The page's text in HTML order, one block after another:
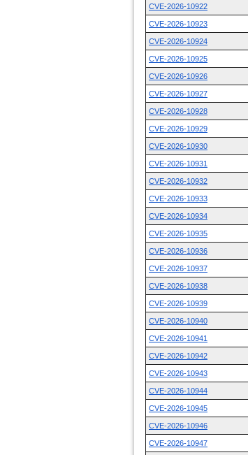
CVE-2026-10922
CVE-2026-10923
CVE-2026-10924
CVE-2026-10925
CVE-2026-10926
CVE-2026-10927
CVE-2026-10928
CVE-2026-10929
CVE-2026-10930
CVE-2026-10931
CVE-2026-10932
CVE-2026-10933
CVE-2026-10934
CVE-2026-10935
CVE-2026-10936
CVE-2026-10937
CVE-2026-10938
CVE-2026-10939
CVE-2026-10940
CVE-2026-10941
CVE-2026-10942
CVE-2026-10943
CVE-2026-10944
CVE-2026-10945
CVE-2026-10946
CVE-2026-10947